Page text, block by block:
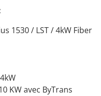
1530 / LST / 4kW Fiber
KW avec ByTrans